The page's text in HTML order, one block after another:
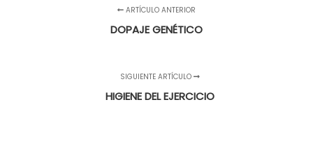
ARTÍCULO ANTERIOR
DOPAJE GENÉTICO
SIGUIENTE ARTÍCULO
HIGIENE DEL EJERCICIO